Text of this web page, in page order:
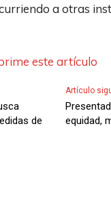
a otras
este artículo
de
Artículo
equidad,